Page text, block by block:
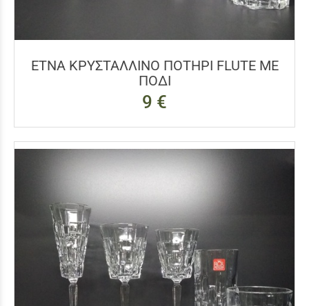
ΕΤΝΑ ΚΡΥΣΤΑΛΛΙΝΟ ΠΟΤΗΡΙ FLUTE ΜΕ
ΠΟΔΙ
9 €